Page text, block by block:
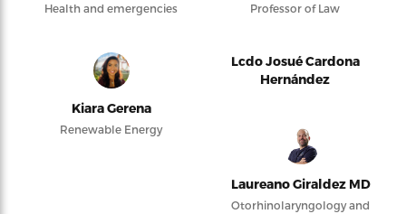
Health and emergencies Professor of Law
Kiara Gerena
Renewable Energy
Lcdo Josué Cardona
Hernández
Laureano Giraldez MD
Otorhinolaryngology and